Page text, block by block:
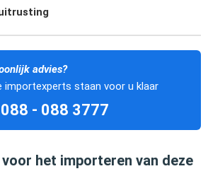
advies?
importexperts staan voor u klaar
088 - 088 3777
het importeren van deze